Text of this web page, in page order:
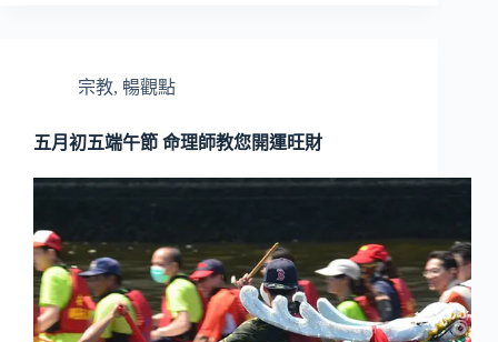
宗教, 暢觀點
五月初五端午節 命理師教您開運旺財